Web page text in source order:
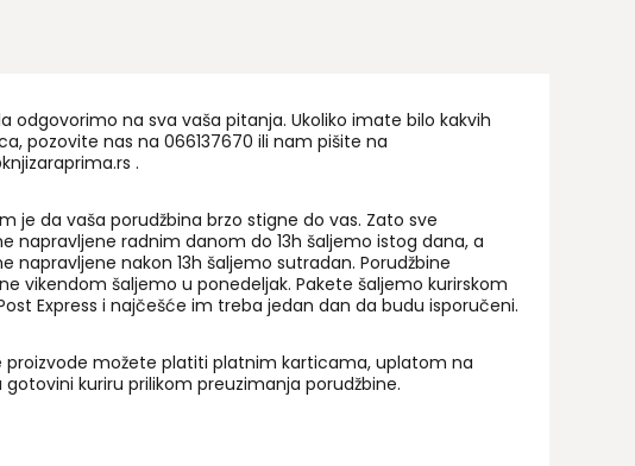
odgovorimo na sva vaša pitanja. Ukoliko imate bilo kakvih
pozovite nas na 066137670 ili nam pišite na
.
je da vaša porudžbina brzo stigne do vas. Zato sve
napravljene radnim danom do 13h šaljemo istog dana, a
napravljene nakon 13h šaljemo sutradan. Porudžbine
vikendom šaljemo u ponedeljak. Pakete šaljemo kurirskom
Express i najčešće im treba jedan dan da budu isporučeni.
proizvode možete platiti platnim karticama, uplatom na
gotovini kuriru prilikom preuzimanja porudžbine.